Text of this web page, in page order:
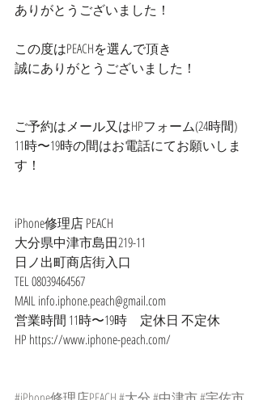
ありがとうございました！
この度はPEACHを選んで頂き
誠にありがとうございました！
ご予約はメール又はHPフォーム(24時間)
11時〜19時の間はお電話にてお願いしま
す！
iPhone修理店 PEACH
大分県中津市島田219-11
日ノ出町商店街入口
TEL 08039464567
MAIL info.iphone.peach@gmail.com
営業時間 11時〜19時　定休日 不定休
HP https://www.iphone-peach.com/